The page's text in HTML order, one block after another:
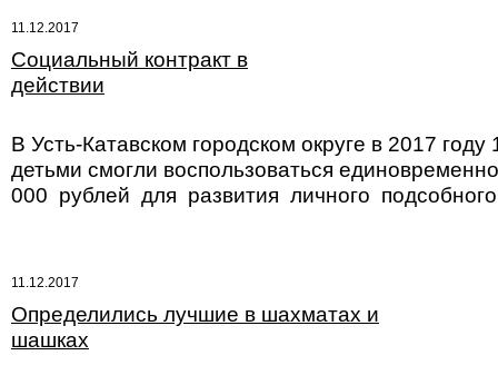
11.12.2017
Социальный контракт в
действии
В Усть-Катавском городском округе в 2017
детьми смогли воспользоваться
000 рублей для развития личного
11.12.2017
Определились лучшие в шахматах и
шашках